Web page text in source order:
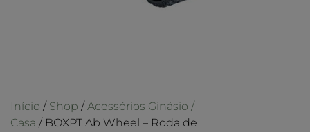
Início / Shop / Acessórios Ginásio /
Casa / BOXPT Ab Wheel – Roda de